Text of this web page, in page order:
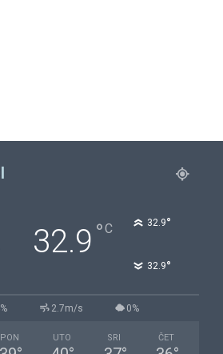
32.9 °C 32.9°
32.9°
2.7m/s 0%
PON UTO SRI ČET